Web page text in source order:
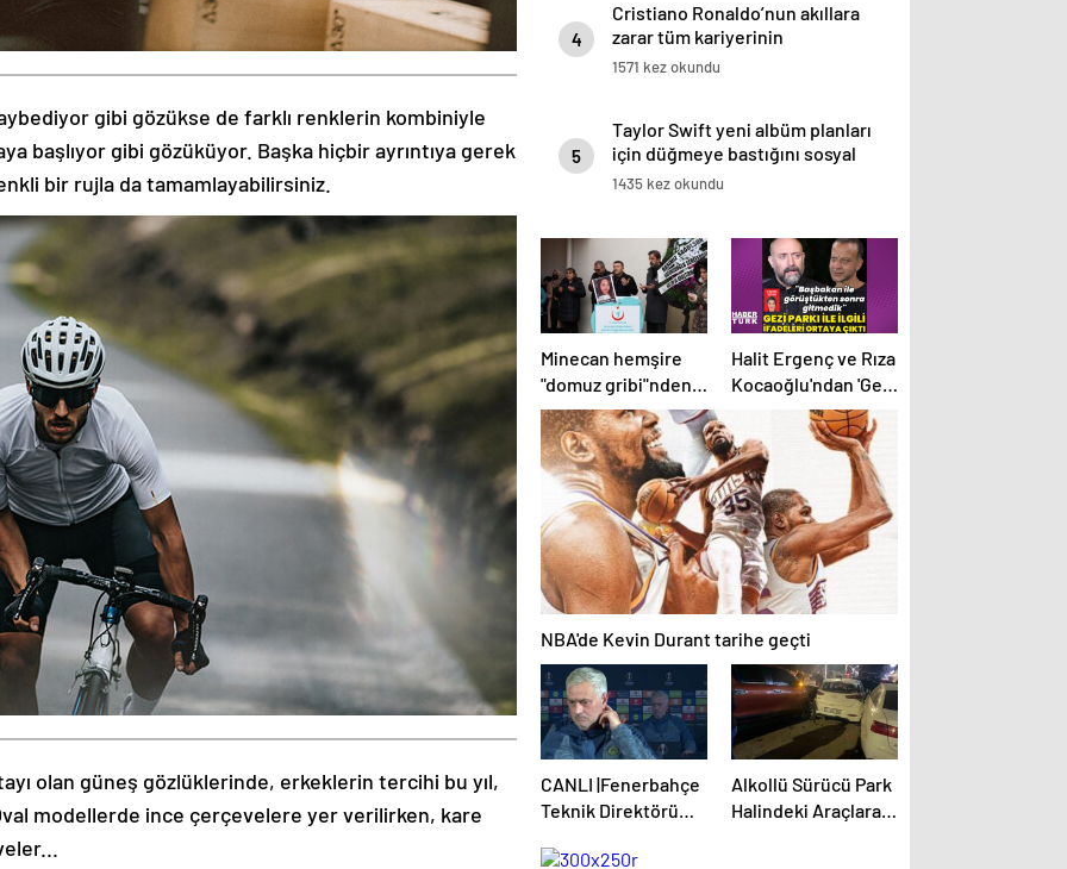
gibi gözükse de farklı renklerin kombiniyle
başlıyor gibi gözüküyor. Başka hiçbir ayrıntıya gerek
bir rujla da tamamlayabilirsiniz.
olan güneş gözlüklerinde, erkeklerin tercihi bu yıl,
modellerde ince çerçevelere yer verilirken, kare
4
Cristiano Ronaldo’nun akıllara
zarar tüm kariyerinin
istatistiğini çıkardık !
1571 kez okundu
5
Taylor Swift yeni albüm planları
için düğmeye bastığını sosyal
medyadan duyurdu!
1435 kez okundu
Minecan hemşire
"domuz gribi"nden
hayatını kaybetti –
Haberler | Sağlık
Haberleri
Halit Ergenç ve Rıza
Kocaoğlu'ndan 'Gezi
Parkı' ifadesi –
Magazin haberleri
NBA'de Kevin Durant tarihe geçti
CANLI |Fenerbahçe
Teknik Direktörü
basın toplantısı
Alkollü Sürücü Park
Halindeki Araçlara